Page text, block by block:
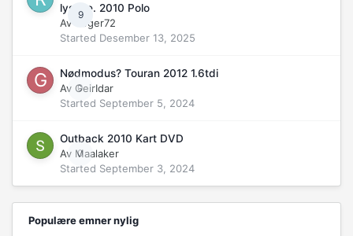
9
lysene. 2010 Polo
Av
Roger72
Started Desember 13, 2025
0
Nødmodus? Touran 2012 1.6tdi
Av GeirIdar
Started September 5, 2024
0
Outback 2010 Kart DVD
Av Maalaker
Started September 3, 2024
Populære emner nylig